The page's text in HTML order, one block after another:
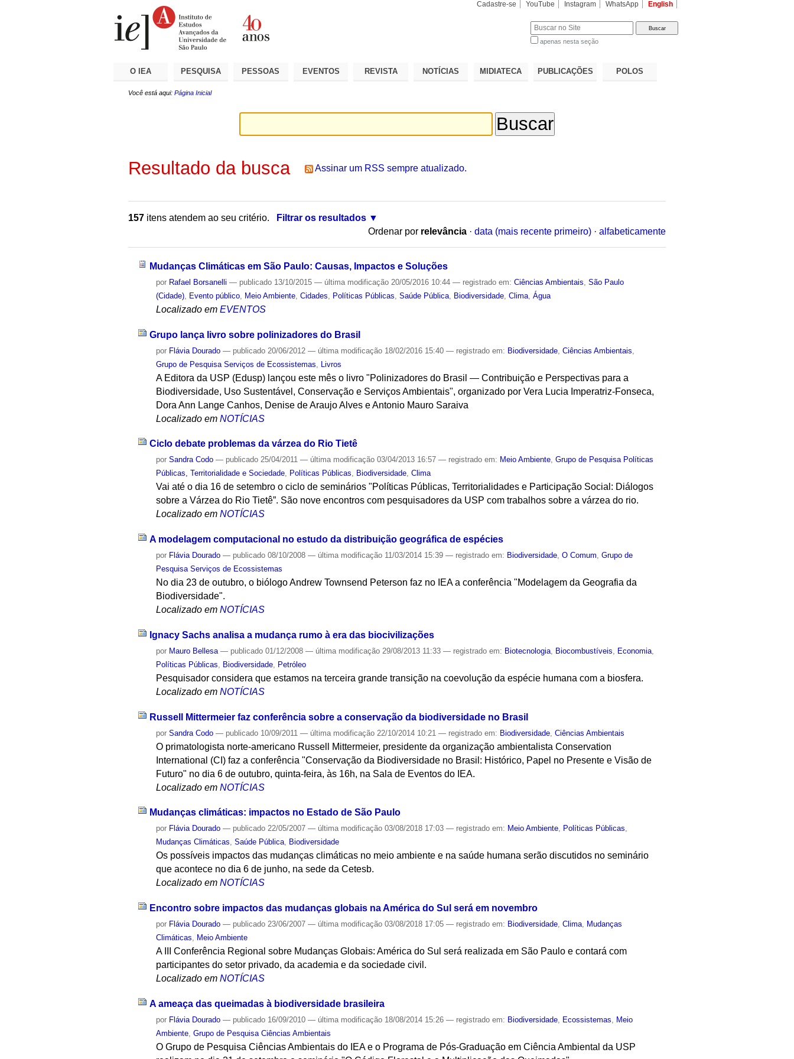
Cadastre-se YouTube Instagram WhatsApp English
apenas nesta seção
O IEA PESQUISA PESSOAS EVENTOS REVISTA NOTÍCIAS MIDIATECA PUBLICAÇÕES POLOS
Você está aqui: Página Inicial
Resultado da busca Assinar um RSS sempre atualizado.
157 itens atendem ao seu critério.
Filtrar os resultados
Ordenar por relevância · data (mais recente primeiro) · alfabeticamente
Mudanças Climáticas em São Paulo: Causas, Impactos e Soluções
por Rafael Borsanelli — publicado 13/10/2015— última modificação 20/05/2016 10:44— registrado em:Ciências Ambientais ,São Paulo
(Cidade)
Evento público Meio Ambiente ,Cidades Políticas Públicas ,Saúde Pública Biodiversidade ,Clima ,Água
Localizado em EVENTOS
Grupo lança livro sobre polinizadores do Brasil
por Flávia Dourado — publicado 20/06/2012— última modificação 18/02/2016 15:40— registrado em: Biodiversidade ,Ciências Ambientais
Grupo de Pesquisa Serviços de Ecossistemas
Livros
A Editora da USP (Edusp) lançou este mês o livro "Polinizadores do Brasil — Contribuição e Perspectivas para a
Biodiversidade, Uso Sustentável, Conservação e Serviços Ambientais", organizado por Vera Lucia Imperatriz-Fonseca,
Dora Ann Lange Canhos, Denise de Araujo Alves e Antonio Mauro Saraiva
Localizado em NOTÍCIAS
Ciclo debate problemas da várzea do Rio Tietê
porSandra Codo — publicado 25/04/2011— última modificação 03/04/2013 16:57— registrado em: Meio Ambiente,Grupo de Pesquisa Políticas
Públicas, Territorialidade e Sociedade, Políticas Públicas, Biodiversidade,Clima
Vai até o dia 16 de setembro o ciclo de seminários "Políticas Públicas, Territorialidades e Participação Social: Diálogos
sobre a Várzea do Rio Tietê”. São nove encontros com pesquisadores da USP com trabalhos sobre a várzea do rio.
Localizado em NOTÍCIAS
A modelagem computacional no estudo da distribuição geográfica de espécies
por Flávia Dourado — publicado 08/10/2008— última modificação 11/03/2014 15:39— registrado em: Biodiversidade,O Comum,Grupo de
Pesquisa Serviços de Ecossistemas
No dia 23 de outubro, o biólogo Andrew Townsend Peterson faz no IEA a conferência "Modelagem da Geografia da
Biodiversidade".
Localizado em NOTÍCIAS
Ignacy Sachs analisa a mudança rumo à era das biocivilizações
por Mauro Bellesa — publicado 01/12/2008— última modificação 29/08/2013 11:33— registrado em: Biotecnologia Biocombustíveis Economia
Políticas Públicas
Biodiversidade Petróleo
Pesquisador considera que estamos na terceira grande transição na coevolução da espécie humana com a biosfera.
Localizado em NOTÍCIAS
Russell Mittermeier faz conferência sobre a conservação da biodiversidade no Brasil
porSandra Codo — publicado 10/09/2011— última modificação 22/10/2014 10:21— registrado em: Biodiversidade ,Ciências Ambientais
O primatologista norte-americano Russell Mittermeier, presidente da organização ambientalista Conservation
International (CI) faz a conferência "Conservação da Biodiversidade no Brasil: Histórico, Papel no Presente e Visão de
Futuro" no dia 6 de outubro, quinta-feira, às 16h, na Sala de Eventos do IEA.
Localizado em NOTÍCIAS
Mudanças climáticas: impactos no Estado de São Paulo
por Flávia Dourado — publicado 22/05/2007— última modificação 03/08/2018 17:03— registrado em: Meio Ambiente, Políticas Públicas,
Mudanças Climáticas,Saúde Pública, Biodiversidade
Os possíveis impactos das mudanças climáticas no meio ambiente e na saúde humana serão discutidos no seminário
que acontece no dia 6 de junho, na sede da Cetesb.
Localizado em NOTÍCIAS
Encontro sobre impactos das mudanças globais na América do Sul será em novembro
por Flávia Dourado — publicado 23/06/2007— última modificação 03/08/2018 17:05— registrado em: Biodiversidade ,Clima
Mudanças
Climáticas
Meio Ambiente
A III Conferência Regional sobre Mudanças Globais: América do Sul será realizada em São Paulo e contará com
participantes do setor privado, da academia e da sociedade civil.
Localizado em NOTÍCIAS
A ameaça das queimadas à biodiversidade brasileira
por Flávia Dourado — publicado 16/09/2010— última modificação 18/08/2014 15:26— registrado em: Biodiversidade Ecossistemas
Meio
Ambiente ,Grupo de Pesquisa Ciências Ambientais
O Grupo de Pesquisa Ciências Ambientais do IEA e o Programa de Pós-Graduação em Ciência Ambiental da USP